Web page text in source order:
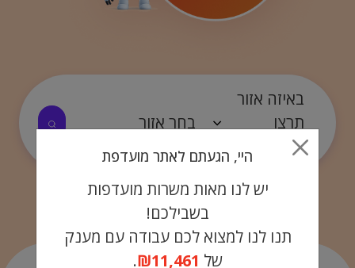
באיזה אזור
תרצו
לעבוד?
היי, הגעתם לאתר מועדפת
יש לנו מאות משרות מועדפות
בשבילכם!
תנו לנו למצוא לכם עבודה עם מענק
של ₪11,461
.